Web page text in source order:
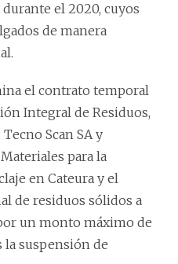
el 2020, cuyos
de manera
el contrato temporal
Integral de Residuos,
Scan SA y
para la
en Cateura y el
de residuos sólidos a
un monto máximo de
la suspensión de